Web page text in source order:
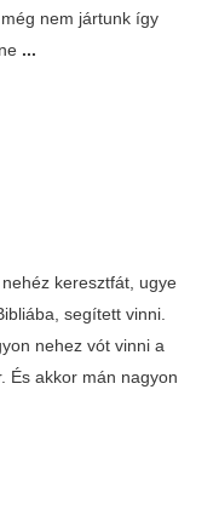
nem jártunk így
...
keresztfát, ugye
segített vinni.
nehez vót vinni a
És akkor mán nagyon